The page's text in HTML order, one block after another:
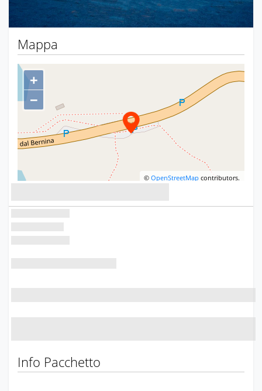
Mappa
+
−
©OpenStreetMap contributors.
Info Pacchetto